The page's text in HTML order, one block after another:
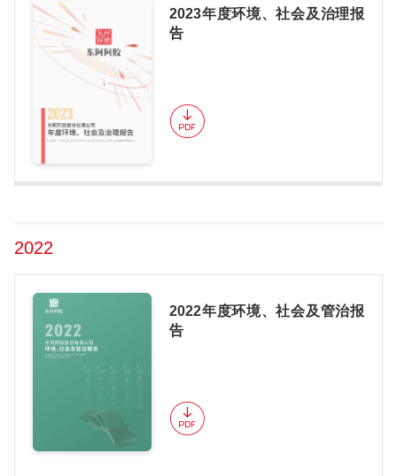
2023年度环境、社会及治理报
告
2022
2022年度环境、社会及管治报
告